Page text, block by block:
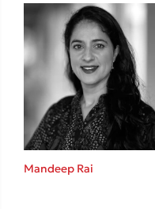
Το
Mandeep Rai